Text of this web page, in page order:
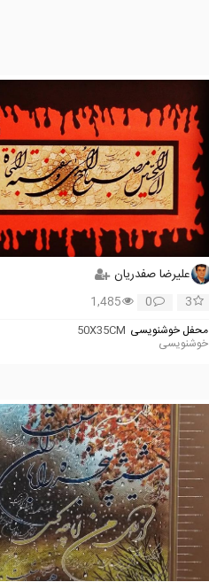
علیرضا صفدریان
3
0
1,485
محفل خوشنویسی 50X35CM
خوشنویسی